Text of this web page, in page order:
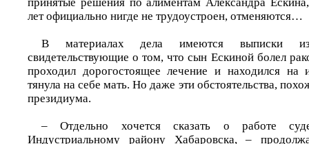
лет официально нигде не трудоустроен, отменяются…
В материалах дела имеются выписки
свидетельствующие о том, что сын Ескиной болел
проходил дорогостоящее лечение и находился на
тянула на себе мать. Но даже эти обстоятельства,
президиума.
– Отдельно хочется сказать о работе
Индустриальному району Хабаровска, –